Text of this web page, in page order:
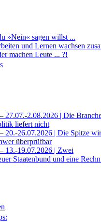
»Nein« sagen willst ...
und Lernen wachsen
machen Leute ... ?!
2.08.2026 | Die
liefert nicht
26.07.2026 | Die Spitze
überprüfbar
19.07.2026 | Zwei
Staatenbund und eine